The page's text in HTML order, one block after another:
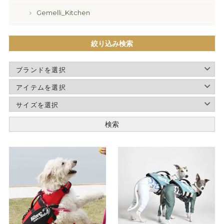
Gemelli_Kitchen
絞り込み検索
検索